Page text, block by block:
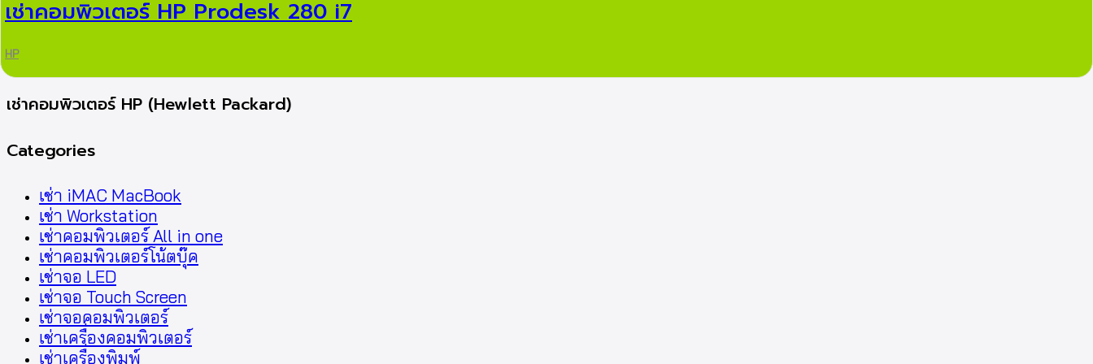
เช่าคอมพิวเตอร์ HP Prodesk 280 i7
HP
เช่าคอมพิวเตอร์ HP (Hewlett Packard)
Categories
เช่า iMAC MacBook
เช่า Workstation
เช่าคอมพิวเตอร์ All in one
เช่าคอมพิวเตอร์โน้ตบุ๊ค
เช่าจอ LED
เช่าจอ Touch Screen
เช่าจอคอมพิวเตอร์
เช่าเครื่องคอมพิวเตอร์
เช่าเครื่องพิมพ์